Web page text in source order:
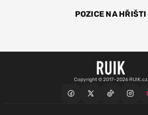
POZICE NA HŘIŠTI
Copyright © 2017–2026 RUIK.cz